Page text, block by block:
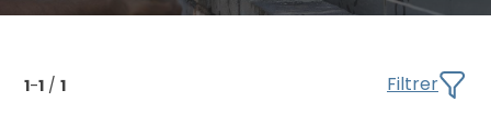
1-1 / 1 Filtrer